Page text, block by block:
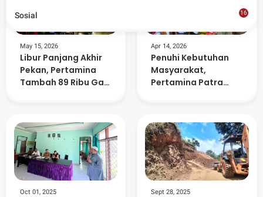
May 15, 2026
Libur Panjang Akhir
Pekan, Pertamina
Tambah 89 Ribu Gas
Apr 14, 2026
Penuhi Kebutuhan
Masyarakat,
Pertamina Patra
Tambahan Di
Lombok Timur
Oct 01, 2025 Sept 28, 2025
Sosial
16